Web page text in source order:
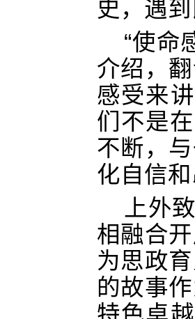
史，遇
“使命
介绍，
感受来
们不是
不断，
化自信
上外
相融合
为思政
的故事
特色卓